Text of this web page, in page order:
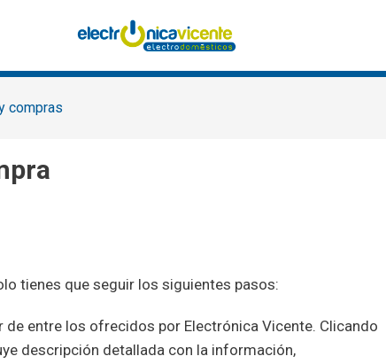
compras
tienes que seguir los siguientes pasos:
de entre los ofrecidos por Electrónica Vicente. Clicando
descripción detallada con la información,